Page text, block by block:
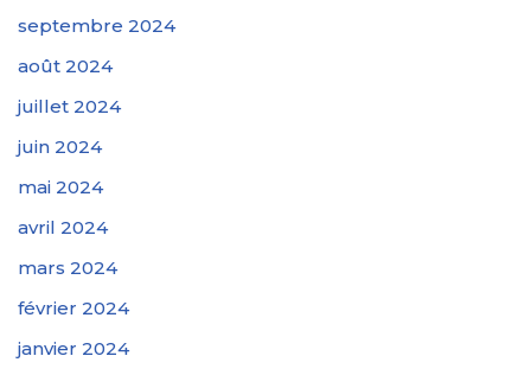
septembre 2024
août 2024
juillet 2024
juin 2024
mai 2024
avril 2024
mars 2024
février 2024
janvier 2024